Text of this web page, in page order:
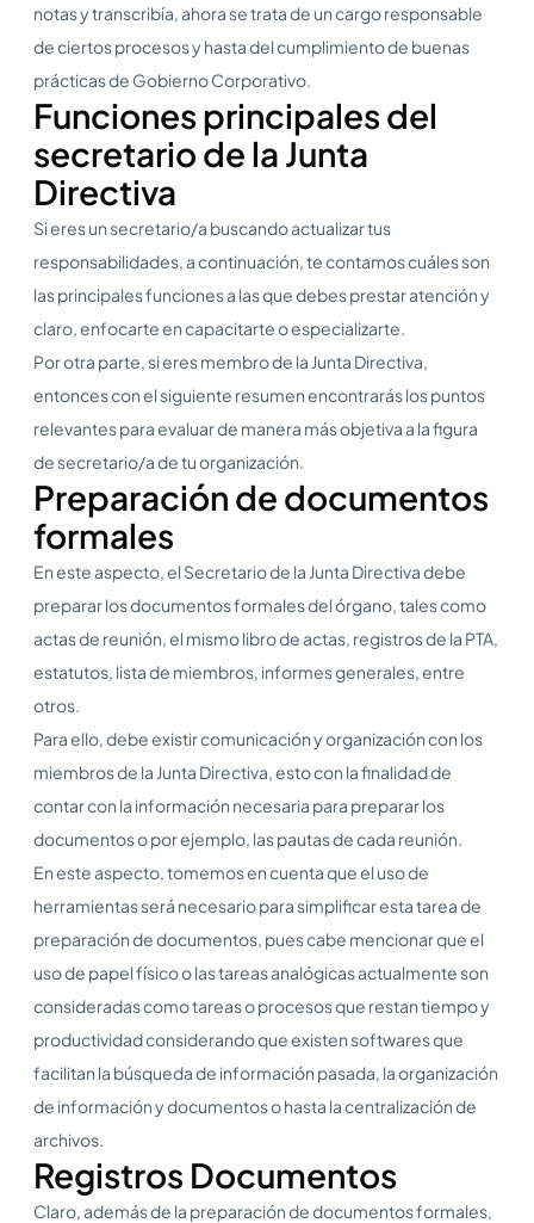
notas y transcribía, ahora se trata de un cargo responsable
de ciertos procesos y hasta del cumplimiento de buenas
prácticas de Gobierno Corporativo.
Funciones principales del
secretario de la Junta
Directiva
Si eres un secretario/a buscando actualizar tus
responsabilidades, a continuación, te contamos cuáles son
las principales funciones a las que debes prestar atención y
claro, enfocarte en capacitarte o especializarte.
Por otra parte, si eres membro de la Junta Directiva,
entonces con el siguiente resumen encontrarás los puntos
relevantes para evaluar de manera más objetiva a la figura
de secretario/a de tu organización.
Preparación de documentos
formales
En este aspecto, el Secretario de la Junta Directiva debe
preparar los documentos formales del órgano, tales como
actas de reunión, el mismo libro de actas, registros de la PTA,
estatutos, lista de miembros, informes generales, entre
otros.
Para ello, debe existir comunicación y organización con los
miembros de la Junta Directiva, esto con la finalidad de
contar con la información necesaria para preparar los
documentos o por ejemplo, las pautas de cada reunión.
En este aspecto, tomemos en cuenta que el uso de
herramientas será necesario para simplificar esta tarea de
preparación de documentos, pues cabe mencionar que el
uso de papel físico o las tareas analógicas actualmente son
consideradas como tareas o procesos que restan tiempo y
productividad considerando que existen softwares que
facilitan la búsqueda de información pasada, la organización
de información y documentos o hasta la centralización de
archivos.
Registros Documentos
Claro, además de la preparación de documentos formales,